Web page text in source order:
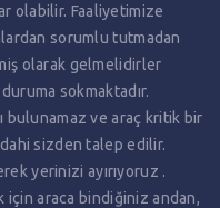
olabilir. Faaliyetimize
sorumlu tutmadan
olarak gelmelidirler
sokmaktadır.
bulunamaz ve araç kritik bir
dahi sizden talep edilir.
yerinizi ayırıyoruz .
araca bindiğiniz andan,